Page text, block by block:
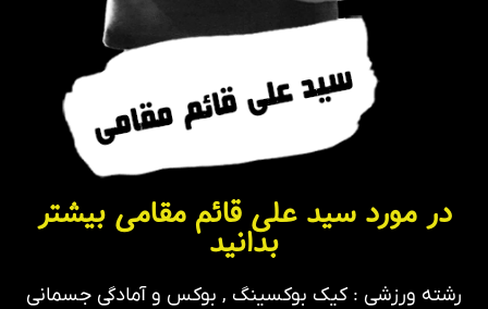
در مورد سید علی قائم مقامی بیشتر
بدانید
رشته ورزشی : کیک بوکسینگ , بوکس و آمادگی جسمانی